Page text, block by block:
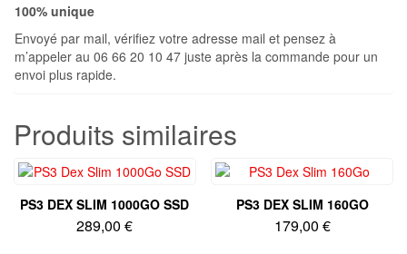
100% unique
Envoyé par mail, vérifiez votre adresse mail et pensez à
m’appeler au 06 66 20 10 47 juste après la commande pour un
envoi plus rapide.
Produits similaires
PS3 DEX SLIM 1000GO SSD
289,00€
PS3 DEX SLIM 160GO
179,00 €